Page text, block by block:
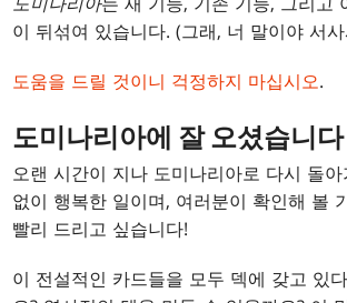
이 뒤섞여 있습니다. (그래, 너 말이야 서
도움을 드릴 것이니 걱정하지 마십시오.
도미나리아에 잘 오셨습니다
오랜 시간이 지나 도미나리아로 다시 돌
없이 행복한 일이며, 여러분이 확인해 볼
빨리 드리고 싶습니다!
이 전설적인 카드들을 모두 덱에 갖고 있